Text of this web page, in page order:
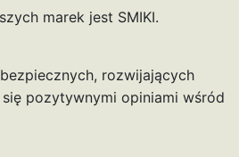
marek jest SMIKI.
rozwijających
pozytywnymi opiniami wśród